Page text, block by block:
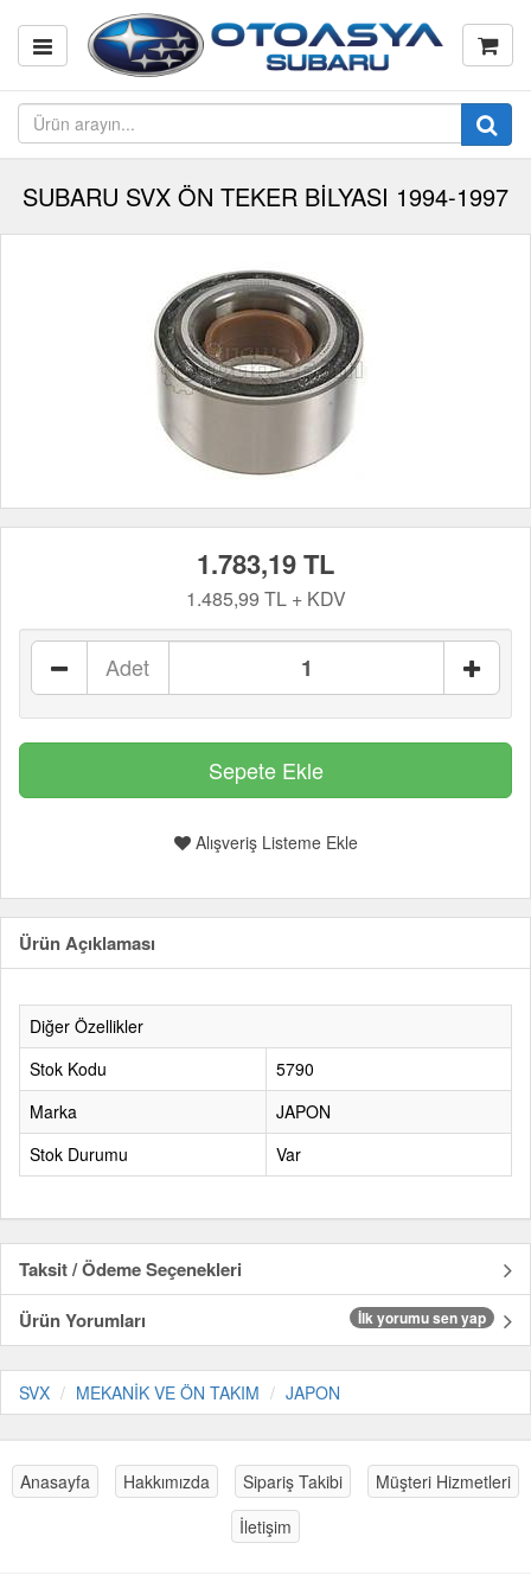
SUBARU SVX ÖN TEKER BİLYASI 1994-1997
1.783,19 TL
1.485,99 TL + KDV
Adet
Alışveriş Listeme Ekle
Ürün Açıklaması
Diğer Özellikler
Stok Kodu
5790
Marka
JAPON
Stok Durumu
Var
Taksit / Ödeme Seçenekleri
Ürün Yorumları
İlk yorumu sen yap
SVX MEKANİK VE ÖN TAKIM JAPON
Anasayfa Hakkımızda Sipariş Takibi
Müşteri Hizmetleri
İletişim